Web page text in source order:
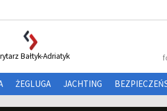
Bałtyk-Adriatyk
ŻEGLUGA JACHTING